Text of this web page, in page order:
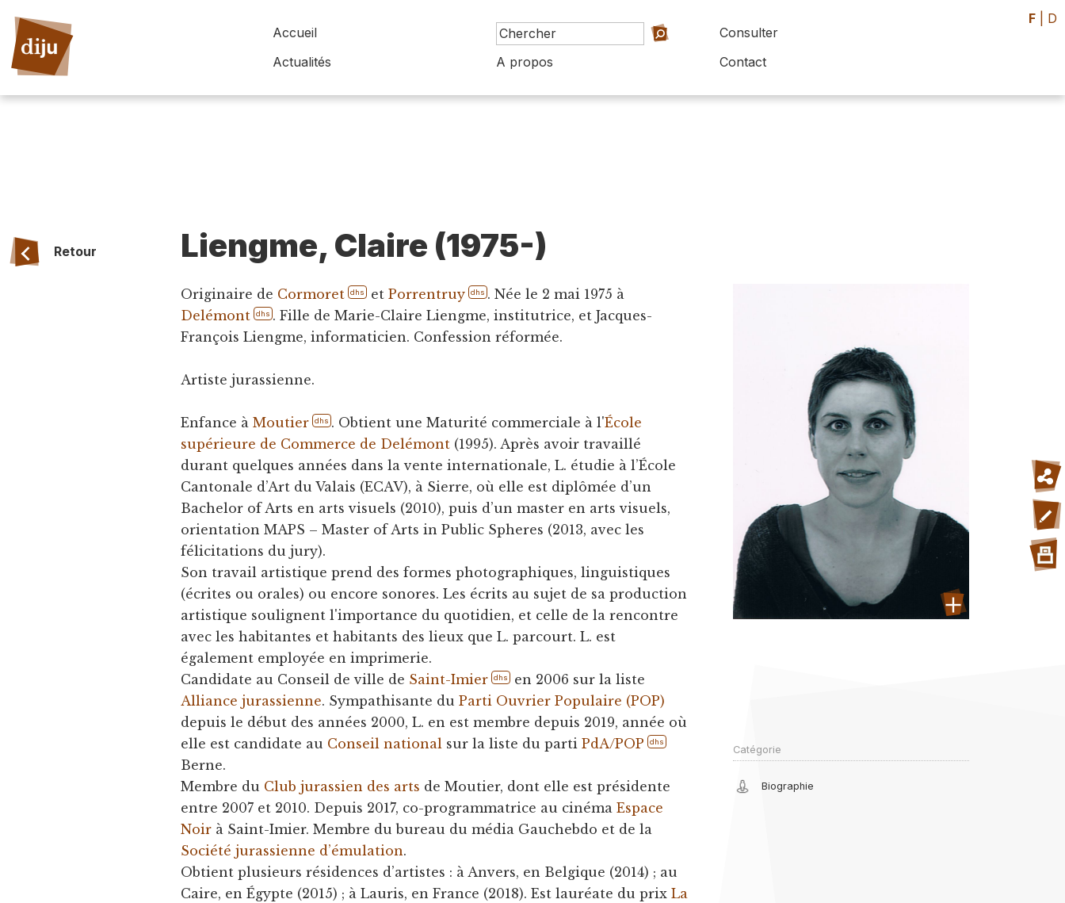
Accueil
Consulter
Actualités
A propos Contact
F D
Retour Liengme, Claire (1975-)
Originaire de Cormoret dhs etPorrentruy dhs . Née le 2 mai 1975 à
Delémont
dhs . Fille de Marie-Claire Liengme, institutrice, et Jacques-
François Liengme, informaticien. Confession réformée.
Artiste jurassienne.
Enfance àMoutier dhs . Obtient une Maturité commerciale à l'École
supérieure de Commerce de Delémont (1995). Après avoir travaillé
durant quelques années dans la vente internationale, L. étudie à l’École
Cantonale d’Art du Valais (ECAV), à Sierre, où elle est diplômée d’un
Bachelor of Arts en arts visuels (2010), puis d’un master en arts visuels,
orientation MAPS – Master of Arts in Public Spheres (2013, avec les
félicitations du jury).
Son travail artistique prend des formes photographiques, linguistiques
(écrites ou orales) ou encore sonores. Les écrits au sujet de sa production
artistique soulignent l'importance du quotidien, et celle de la rencontre
avec les habitantes et habitants des lieux que L. parcourt. L. est
également employée en imprimerie.
Candidate au Conseil de ville de Saint-Imier dhs
en 2006 sur la liste
Alliance jurassienne. Sympathisante duParti Ouvrier Populaire (POP)
depuis le début des années 2000, L. en est membre depuis 2019, année où
elle est candidate au Conseil national sur la liste du partiPdA/POP dhs
Berne.
Membre du Club jurassien des arts de Moutier, dont elle est présidente
entre 2007 et 2010. Depuis 2017, co-programmatrice au cinémaEspace
Noir à Saint-Imier. Membre du bureau du média Gauchebdo et de la
Société jurassienne d’émulation.
Obtient plusieurs résidences d’artistes : à Anvers, en Belgique (2014) ; au
Caire, en Égypte (2015) ; à Lauris, en France (2018). Est lauréate du prixLa
Catégorie
Biographie